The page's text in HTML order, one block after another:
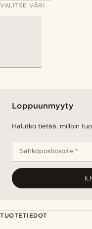
VALITSE VÄRI
Loppuunmyyty
Halutko tietää, milloin
Sähköpostiosoite *
TUOTETIEDOT